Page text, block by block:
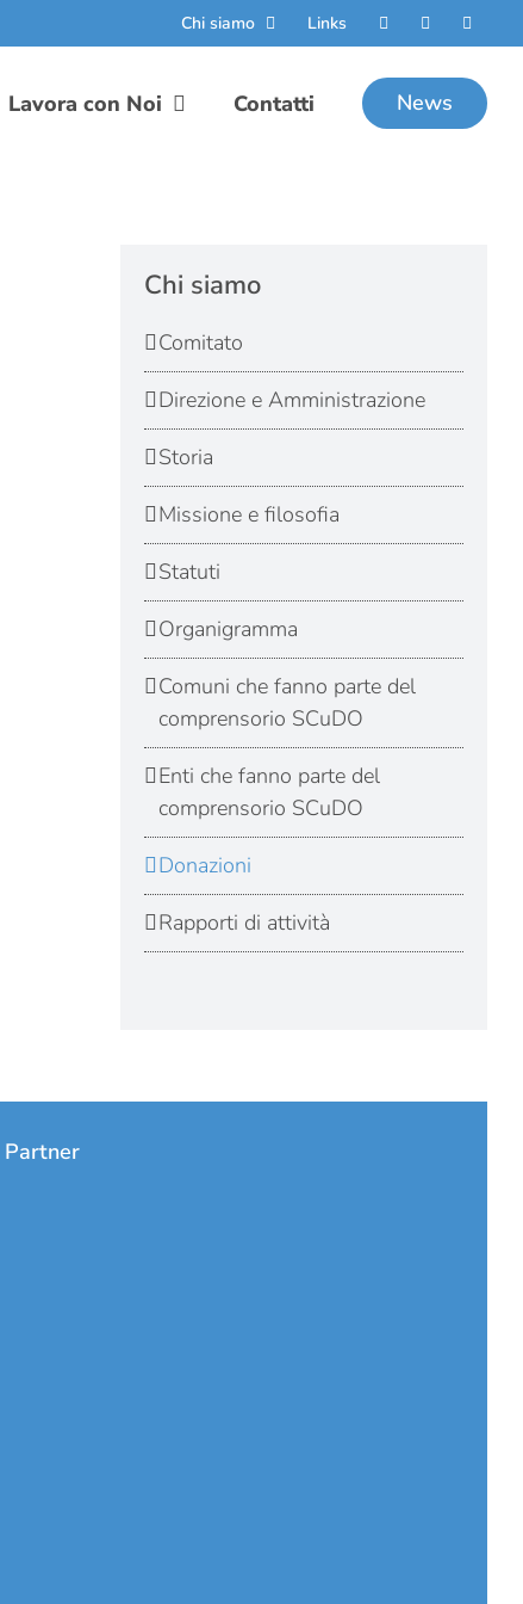
Chi siamo Links
Lavora con Noi Contatti News
Chi siamo
Comitato
Direzione e Amministrazione
Storia
Missione e filosofia
Statuti
Organigramma
Comuni che fanno parte del
comprensorio SCuDO
Enti che fanno parte del
comprensorio SCuDO
Donazioni
Rapporti di attività
Partner